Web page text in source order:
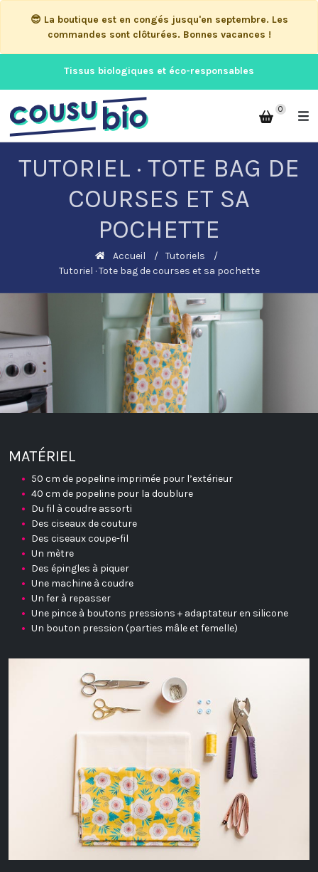
😎 La boutique est en congés jusqu'en septembre. Les
commandes sont clôturées. Bonnes vacances !
Tissus biologiques et éco-responsables
0
TUTORIEL · TOTE BAG DE
COURSES ET SA
POCHETTE
Accueil
Tutoriels
Tutoriel · Tote bag de courses et sa pochette
MATÉRIEL
50 cm de popeline imprimée pour l’extérieur
40 cm de popeline pour la doublure
Du fil à coudre assorti
Des ciseaux de couture
Des ciseaux coupe-fil
Un mètre
Des épingles à piquer
Une machine à coudre
Un fer à repasser
Une pince à boutons pressions + adaptateur en silicone
Un bouton pression (parties mâle et femelle)